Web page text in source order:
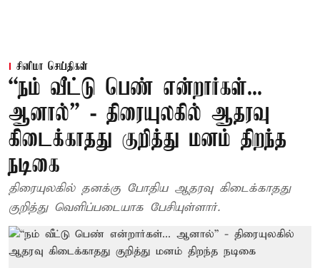
சினிமா செய்திகள்
“நம் வீட்டு பெண் என்றார்கள்...
ஆனால்” - திரையுலகில் ஆதரவு
கிடைக்காதது குறித்து மனம் திறந்த
நடிகை
திரையுலகில் தனக்கு போதிய ஆதரவு கிடைக்காதது
குறித்து வெளிப்படையாக பேசியுள்ளார்.